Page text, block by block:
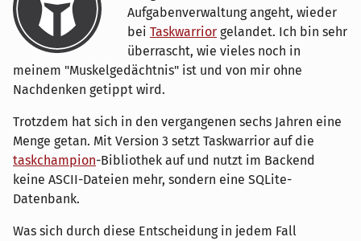
Aufgabenverwaltung angeht, wieder
bei Taskwarrior gelandet. Ich bin sehr
überrascht, wie vieles noch in
meinem "Muskelgedächtnis" ist und von mir ohne
Nachdenken getippt wird.
Trotzdem hat sich in den vergangenen sechs Jahren eine
Menge getan. Mit Version 3 setzt Taskwarrior auf die
taskchampion-Bibliothek auf und nutzt im Backend
keine ASCII-Dateien mehr, sondern eine SQLite-
Datenbank.
Was sich durch diese Entscheidung in jedem Fall